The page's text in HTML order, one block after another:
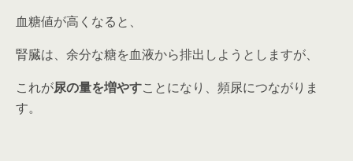
血糖値が高くなると、
腎臓は、余分な糖を血液から排出しようとしますが、
これが尿の量を増やすことになり、頻尿につながりま
す。